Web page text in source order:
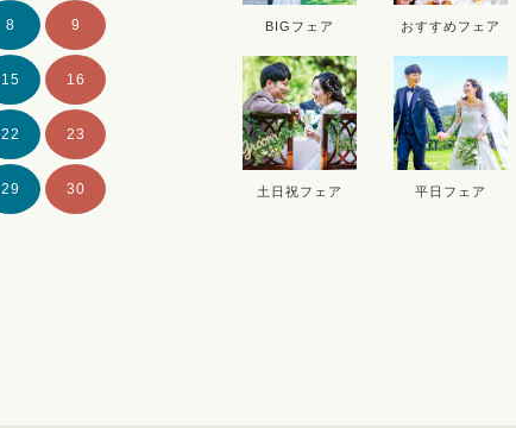
8 9
15 16
22 23
29 30
7 9 10
14 15 16 17
21 22 23 24
28 30
BIGフェア おすすめフェア
土日祝フェア 平日フェア